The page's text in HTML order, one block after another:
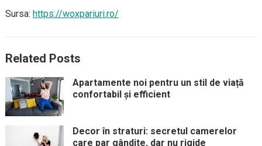
Sursa: https://woxpariuri.ro/
Related Posts
Apartamente noi pentru un stil de viață
confortabil și efficient
Decor în straturi: secretul camerelor
care par gândite, dar nu rigide